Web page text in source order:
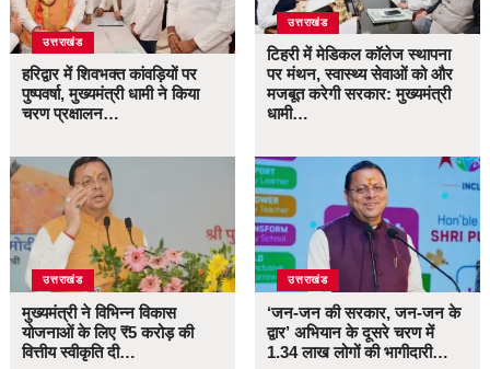
उत्तराखंड
हरिद्वार में शिवभक्त कांवड़ियों पर
पुष्पवर्षा, मुख्यमंत्री धामी ने किया
चरण प्रक्षालन…
उत्तराखंड
मुख्यमंत्री ने विभिन्न विकास
योजनाओं के लिए ₹5 करोड़ की
वित्तीय स्वीकृति दी…
उत्तराखंड
टिहरी में मेडिकल कॉलेज स्थापना
पर मंथन, स्वास्थ्य सेवाओं को और
मजबूत करेगी सरकार: मुख्यमंत्री
धामी…
उत्तराखंड
‘जन-जन की सरकार, जन-जन के
द्वार’ अभियान के दूसरे चरण में
1.34 लाख लोगों की भागीदारी…